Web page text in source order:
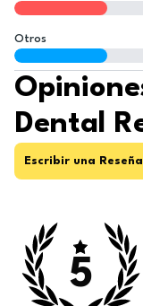
Otros
Dental
Escribir una Reseña
5